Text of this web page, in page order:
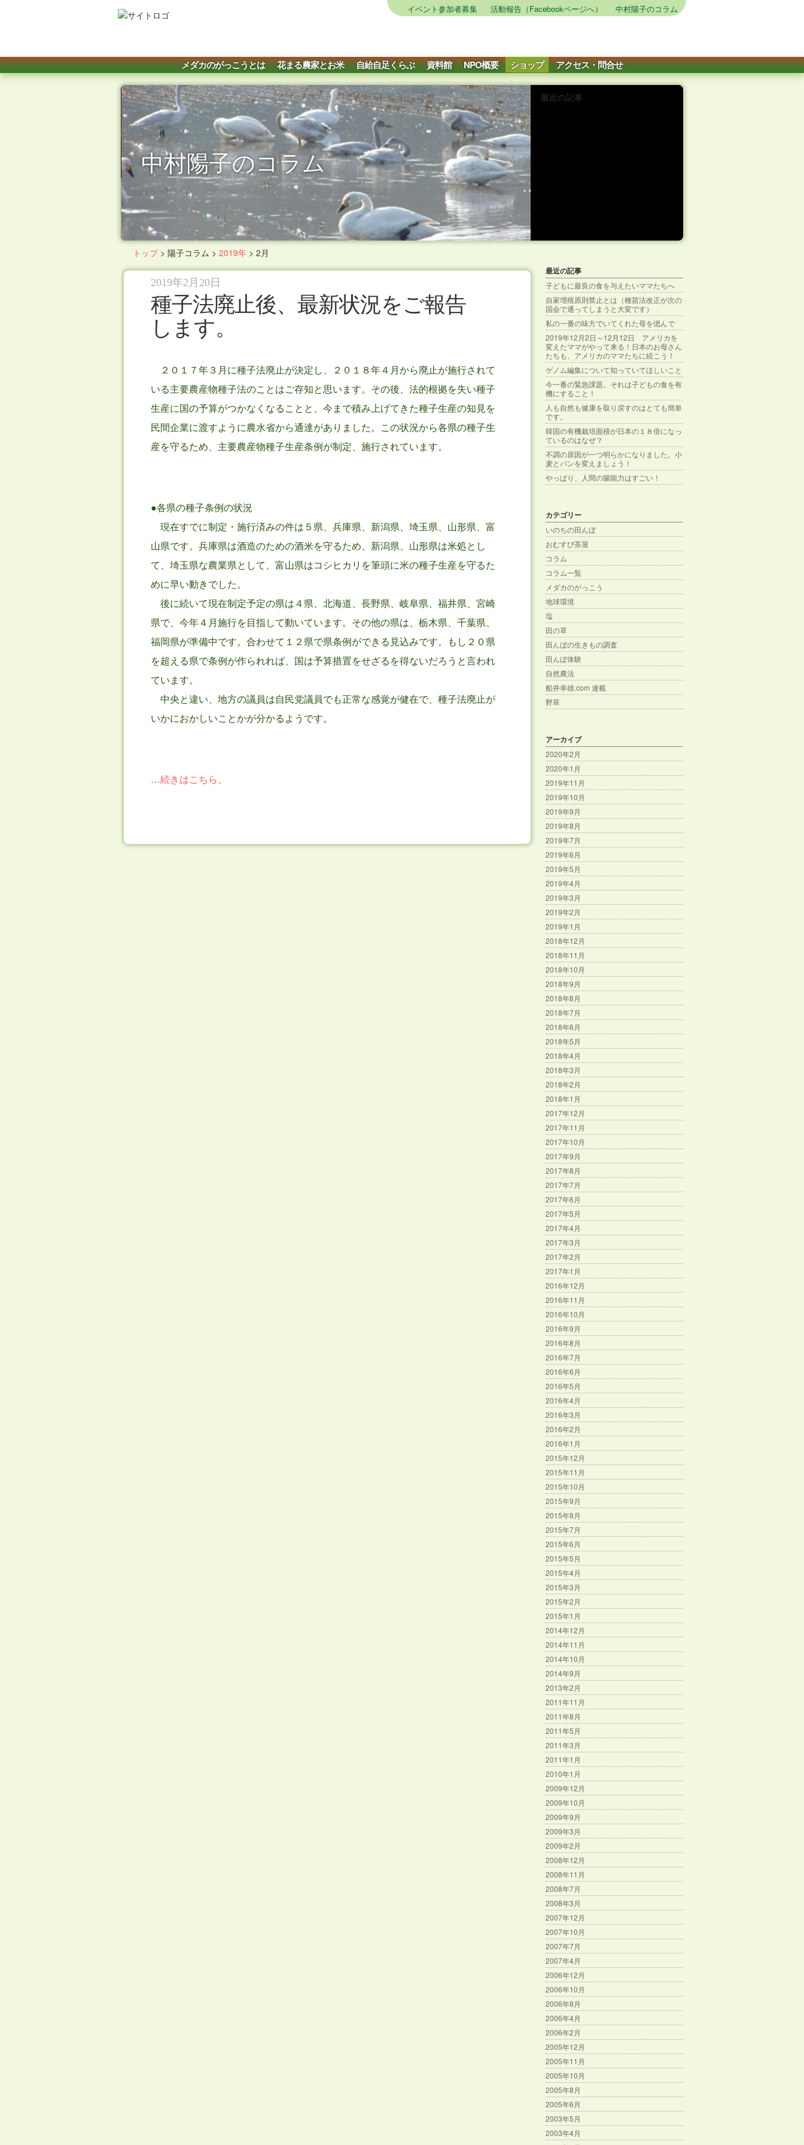
イベント参加者募集 活動報告（Facebookページへ） 中村陽子のコラム
メダカのがっこうとは 花まる農家とお米 自給自足くらぶ 資料館 NPO概要 ショップ アクセス・問合せ
中村陽子のコラム
最近の記事
トップ> 陽子コラム > 2019年 > 2月
2019年2月20日
種子法廃止後、最新状況をご報告
します。
２０１７年３月に種子法廃止が決定し、２０１８年４月から廃止が施行されて
いる主要農産物種子法のことはご存知と思います。その後、法的根拠を失い種子
生産に国の予算がつかなくなることと、今まで積み上げてきた種子生産の知見を
民間企業に渡すように農水省から通達がありました。この状況から各県の種子生
産を守るため、主要農産物種子生産条例が制定、施行されています。
●各県の種子条例の状況
現在すでに制定・施行済みの件は５県、兵庫県、新潟県、埼玉県、山形県、富
山県です。兵庫県は酒造のための酒米を守るため、新潟県、山形県は米処とし
て、埼玉県な農業県として、富山県はコシヒカリを筆頭に米の種子生産を守るた
めに早い動きでした。
後に続いて現在制定予定の県は４県、北海道、長野県、岐阜県、福井県、宮崎
県で、今年４月施行を目指して動いています。その他の県は、栃木県、千葉県、
福岡県が準備中です。合わせて１２県で県条例ができる見込みです。もし２０県
を超える県で条例が作られれば、国は予算措置をせざるを得ないだろうと言われ
ています。
中央と違い、地方の議員は自民党議員でも正常な感覚が健在で、種子法廃止が
いかにおかしいことかが分かるようです。
…続きはこちら。
最近の記事
子どもに最良の食を与えたいママたちへ
自家増殖原則禁止とは（種苗法改正が次の
国会で通ってしまうと大変です）
私の一番の味方でいてくれた母を偲んで
2019年12月2日～12月12日 アメリカを
変えたママがやって来る！日本のお母さん
たちも、アメリカのママたちに続こう！
ゲノム編集について知っていてほしいこと
今一番の緊急課題。それは子どもの食を有
機にすること！
人も自然も健康を取り戻すのはとても簡単
です。
韓国の有機栽培面積が日本の１８倍になっ
ているのはなぜ？
不調の原因が一つ明らかになりました。小
麦とパンを変えましょう！
やっぱり、人間の腸能力はすごい！
カテゴリー
いのちの田んぼ
おむすび茶屋
コラム
コラム一覧
メダカのがっこう
地球環境
塩
田の草
田んぼの生きもの調査
田んぼ体験
自然農法
船井幸雄.com 連載
野草
アーカイブ
2020年2月
2020年1月
2019年11月
2019年10月
2019年9月
2019年8月
2019年7月
2019年6月
2019年5月
2019年4月
2019年3月
2019年2月
2019年1月
2018年12月
2018年11月
2018年10月
2018年9月
2018年8月
2018年7月
2018年6月
2018年5月
2018年4月
2018年3月
2018年2月
2018年1月
2017年12月
2017年11月
2017年10月
2017年9月
2017年8月
2017年7月
2017年6月
2017年5月
2017年4月
2017年3月
2017年2月
2017年1月
2016年12月
2016年11月
2016年10月
2016年9月
2016年8月
2016年7月
2016年6月
2016年5月
2016年4月
2016年3月
2016年2月
2016年1月
2015年12月
2015年11月
2015年10月
2015年9月
2015年8月
2015年7月
2015年6月
2015年5月
2015年4月
2015年3月
2015年2月
2015年1月
2014年12月
2014年11月
2014年10月
2014年9月
2013年2月
2011年11月
2011年8月
2011年5月
2011年3月
2011年1月
2010年1月
2009年12月
2009年10月
2009年9月
2009年3月
2009年2月
2008年12月
2008年11月
2008年7月
2008年3月
2007年12月
2007年10月
2007年7月
2007年4月
2006年12月
2006年10月
2006年8月
2006年4月
2006年2月
2005年12月
2005年11月
2005年10月
2005年8月
2005年6月
2003年5月
2003年4月